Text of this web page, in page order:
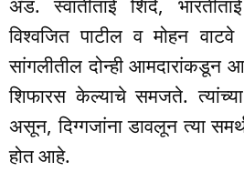
अ‍ॅड. स्वातीताई शिंदे,
विश्वजित पाटील व मोहन
सांगलीतील दोन्ही आमदारांकडून
शिफारस केल्याचे समजते.
असून, दिग्गजांना डावलून त्या
होत आहे.